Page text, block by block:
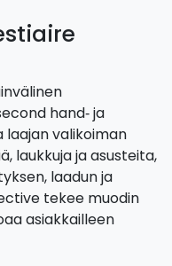
hand‑ ja
laajan valikoiman
laukkuja ja asusteita,
laadun ja
tekee muodin
asiakkailleen